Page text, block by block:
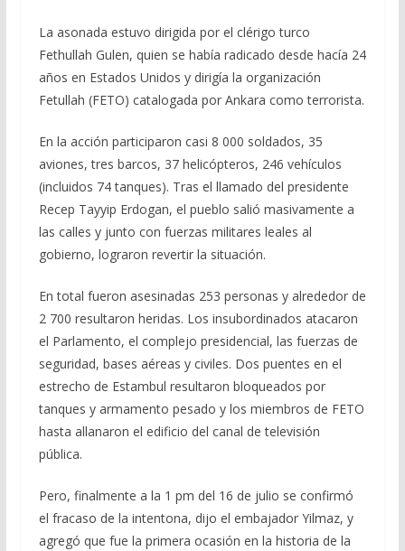
La asonada estuvo dirigida por el clérigo turco
Fethullah Gulen, quien se había radicado desde hacía 24
años en Estados Unidos y dirigía la organización
Fetullah (FETO) catalogada por Ankara como terrorista.
En la acción participaron casi 8 000 soldados, 35
aviones, tres barcos, 37 helicópteros, 246 vehículos
(incluidos 74 tanques). Tras el llamado del presidente
Recep Tayyip Erdogan, el pueblo salió masivamente a
las calles y junto con fuerzas militares leales al
gobierno, lograron revertir la situación.
En total fueron asesinadas 253 personas y alrededor de
2 700 resultaron heridas. Los insubordinados atacaron
el Parlamento, el complejo presidencial, las fuerzas de
seguridad, bases aéreas y civiles. Dos puentes en el
estrecho de Estambul resultaron bloqueados por
tanques y armamento pesado y los miembros de FETO
hasta allanaron el edificio del canal de televisión
pública.
Pero, finalmente a la 1 pm del 16 de julio se confirmó
el fracaso de la intentona, dijo el embajador Yilmaz, y
agregó que fue la primera ocasión en la historia de la